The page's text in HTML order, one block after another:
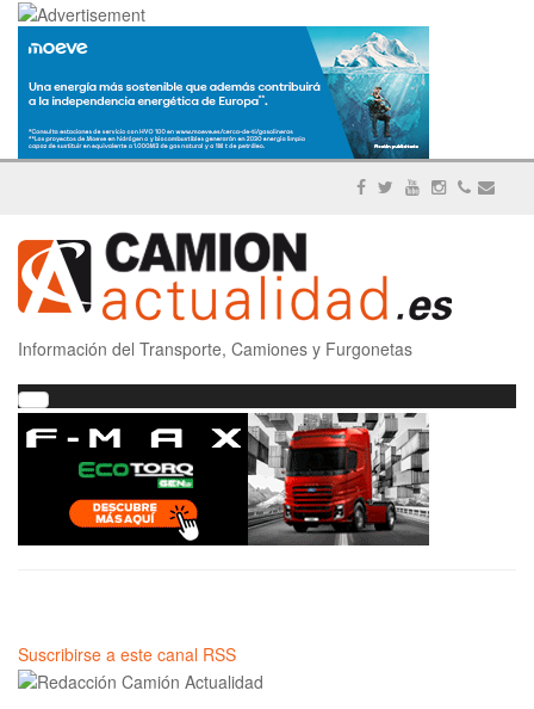
Información del Transporte, Camiones y Furgonetas
Suscribirse a este canal RSS